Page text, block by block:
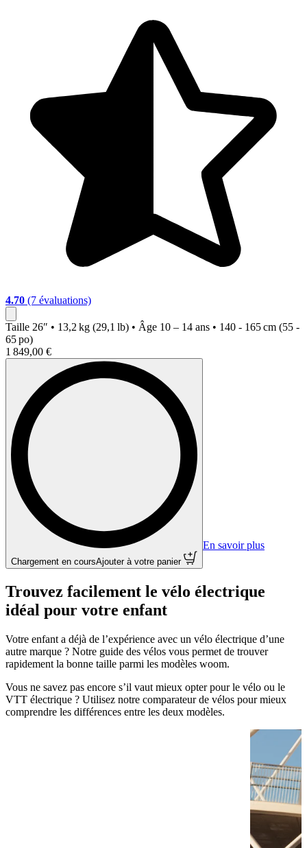
4.70 (7 évaluations)
Taille 26″ • 13,2 kg (29,1 lb) • Âge 10 – 14 ans • 140 - 165 cm (55 -
65 po)
1 849,00 €
Chargement en cours Ajouter à votre panier
En savoir plus
Trouvez facilement le vélo électrique
idéal pour votre enfant
Votre enfant a déjà de l’expérience avec un vélo électrique d’une
autre marque ? Notre guide des vélos vous permet de trouver
rapidement la bonne taille parmi les modèles woom.
Vous ne savez pas encore s’il vaut mieux opter pour le vélo ou le
VTT électrique ? Utilisez notre comparateur de vélos pour mieux
comprendre les différences entre les deux modèles.